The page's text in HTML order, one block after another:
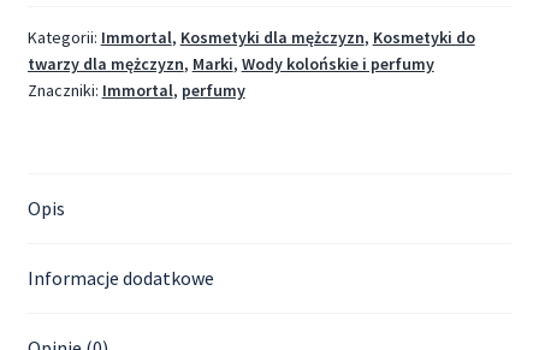
Kategorii: Immortal, Kosmetyki dla mężczyzn, Kosmetyki do
twarzy dla mężczyzn, Marki, Wody kolońskie i perfumy
Znaczniki: Immortal, perfumy
Opis
Informacje dodatkowe